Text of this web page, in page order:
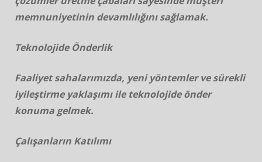
memnuniyetinin devamlılığını sağlamak.
Teknolojide Önderlik
Faaliyet sahalarımızda, yeni yöntemler ve sürekli
iyileştirme yaklaşımı ile teknolojide önder
konuma gelmek.
Çalışanların Katılımı